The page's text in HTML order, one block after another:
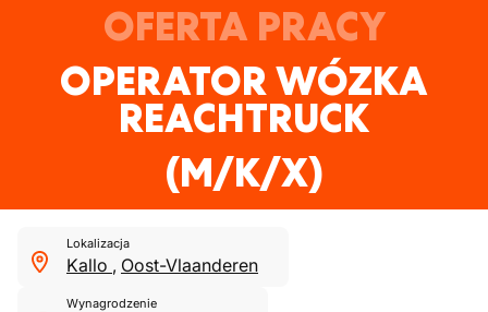
OFERTA PRACY
OPERATOR WÓZKA
REACHTRUCK
(M/K/X)
Lokalizacja
Kallo , Oost-Vlaanderen
Wynagrodzenie